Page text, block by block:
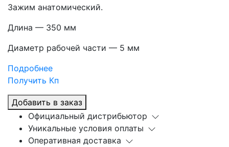
Зажим анатомический.
Длина — 350 мм
Диаметр рабочей части — 5 мм
Подробнее
Получить Кп
Добавить в заказ
Официальный дистрибьютор
Уникальные условия оплаты
Оперативная доставка